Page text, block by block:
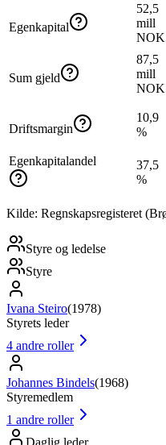
Egenkapital
52,5
mill
NOK
Sum gjeld
87,5
mill
NOK
Driftsmargin
10,9
%
Egenkapitalandel
37,5
%
Kilde: Regnskapsregisteret
Styre og ledelse
Styre
Ivana Steiro(1978)
Styrets leder
4 andre roller
Johannes Bindels(1968)
Styremedlem
1 andre roller
Daglig leder